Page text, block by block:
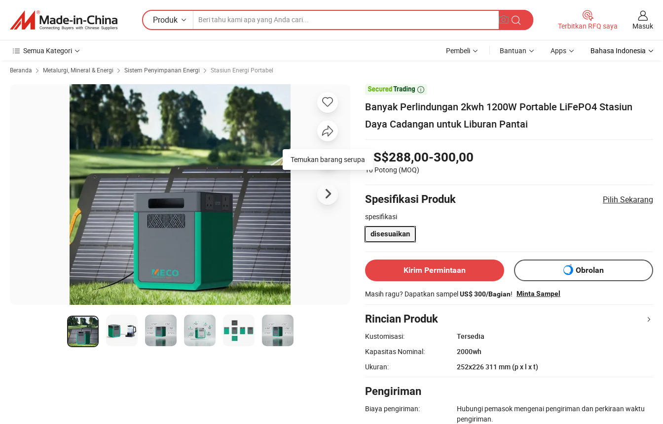
Produk
Terbitkan RFQ saya Masuk
Semua Kategori Pembeli Bantuan Apps Bahasa Indonesia
Beranda Metalurgi, Mineral & Energi Sistem Penyimpanan Energi Stasiun Energi Portabel

Banyak Perlindungan 2kwh 1200W Portable LiFePO4 Stasiun
Daya Cadangan untuk Liburan Pantai
US$288,00-300,00
10 Potong (MOQ)
Spesifikasi Produk Pilih Sekarang
spesifikasi
disesuaikan
Kirim Permintaan Obrolan
Masih ragu? Dapatkan sampelUS$ 300/Bagian! Minta Sampel
Rincian Produk
Kustomisasi:
Tersedia
Kapasitas Nominal:
2000wh
Ukuran:
252x226 311 mm (p x l x t)
Pengiriman
Biaya pengiriman:
Hubungi pemasok mengenai pengiriman dan perkiraan waktu
pengiriman.
Temukan barang serupa